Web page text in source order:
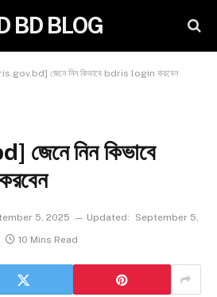
BD BLOG
জেনে নিন কিভাবে bdris login করবেন
নিন কিভাবে
5, 2025 Updated:
September 5,
10 Mins Read